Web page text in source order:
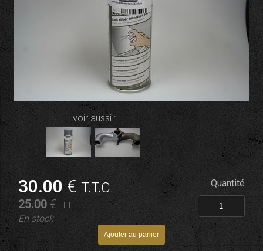
voir aussi :
30.00 €T.T.C.
25.00 € H.T.
En stock
Quantité